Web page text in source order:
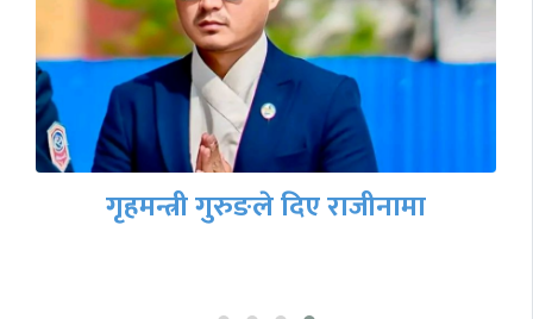
गृहमन्त्री गुरुङले दिए राजीनामा